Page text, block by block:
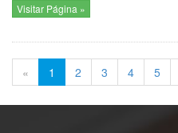
Visitar Página »
« 1 (actual)
2 3 4 5